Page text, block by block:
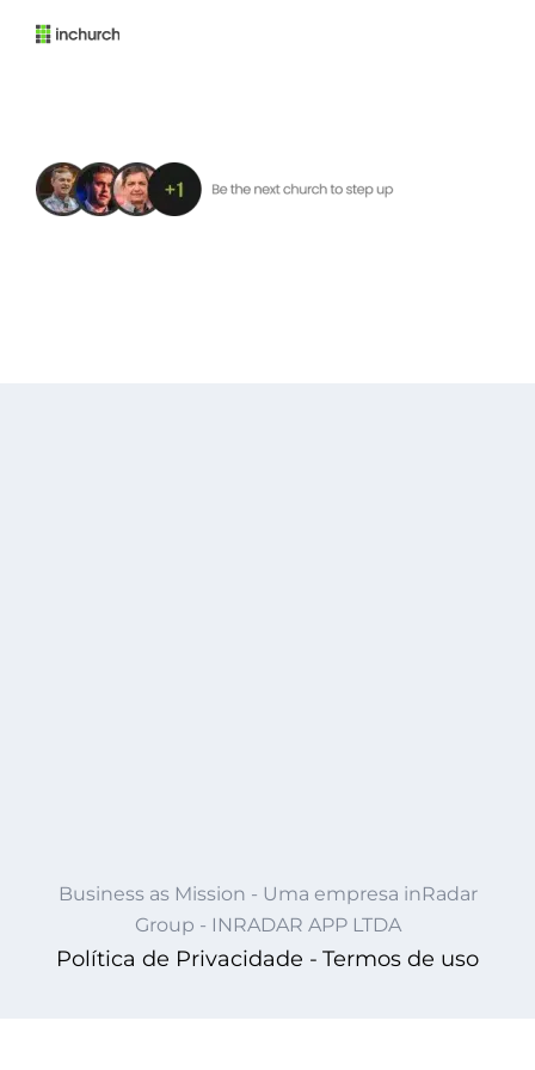
Business as Mission - Uma empresa inRadar
Group - INRADAR APP LTDA
Política de Privacidade - Termos de uso